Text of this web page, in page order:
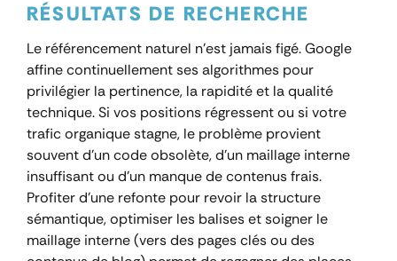
RÉSULTATS DE RECHERCHE
Le référencement naturel n’est jamais figé. Google
affine continuellement ses algorithmes pour
privilégier la pertinence, la rapidité et la qualité
technique. Si vos positions régressent ou si votre
trafic organique stagne, le problème provient
souvent d’un code obsolète, d’un maillage interne
insuffisant ou d’un manque de contenus frais.
Profiter d’une refonte pour revoir la structure
sémantique, optimiser les balises et soigner le
maillage interne (vers des pages clés ou des